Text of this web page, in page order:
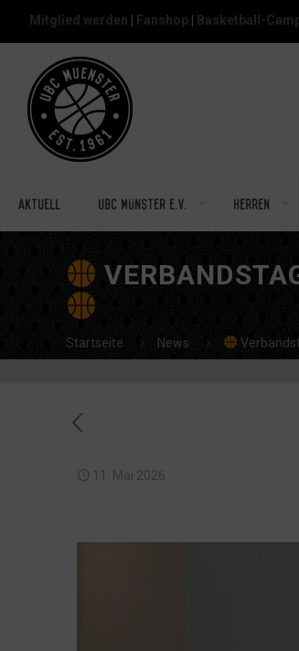
Mitglied werden Fanshop Basketball-
Aktuell UBC Münster e.V. Herren
Startseite News
11. Mai 2026